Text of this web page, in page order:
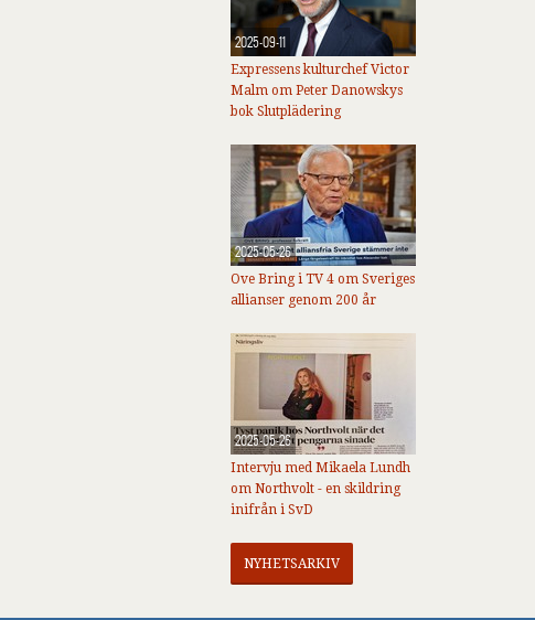
2025-09-11
Expressens kulturchef Victor
Malm om Peter Danowskys
bok Slutplädering
2025-05-26
Ove Bring i TV 4 om Sveriges
allianser genom 200 år
2025-05-26
Intervju med Mikaela Lundh
om Northvolt - en skildring
inifrån i SvD
NYHETSARKIV